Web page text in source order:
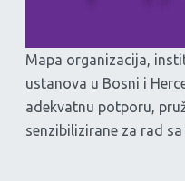
Mapa organizacija,
ustanova u Bosni i
adekvatnu potporu,
senzibilizirane za rad